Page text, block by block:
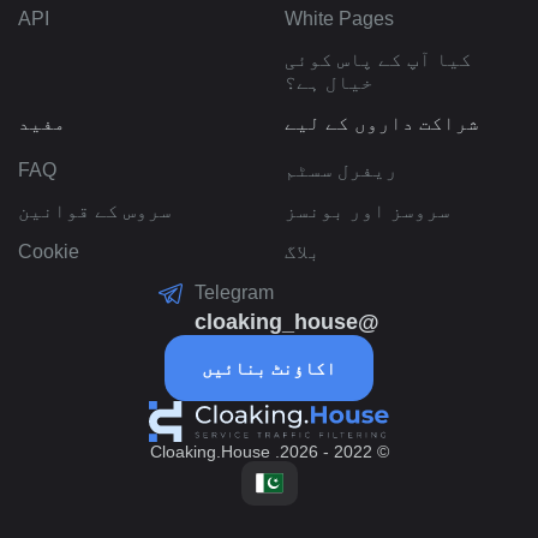
© 2022 - 2026. Cloaking.House
White Pages
API
کیا آپ کے پاس کوئی
خیال ہے؟
شراکت داروں کے لیے
ریفرل سسٹم
سروسز اور بونسز
بلاگ
مفید
FAQ
سروس کے قوانین
Cookie
Telegram
@cloaking_house
اکاؤنٹ بنائیں